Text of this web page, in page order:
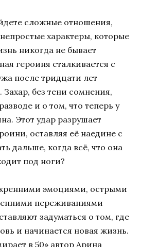
сложные отношения,
характеры, которые
никогда не бывает
героиня сталкивается с
после тридцати лет
без тени сомнения,
и о том, что теперь у
Этот удар разрушает
оставляя её наедине с
дальше, когда всё, что она
под ноги?
эмоциями, острыми
переживаниями
задуматься о том, где
и начинается новая жизнь.
в 50» автор Арина